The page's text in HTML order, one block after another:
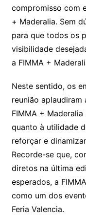
compromisso com
+ Maderalia. Sem
para que todos os
visibilidade
a FIMMA +
Neste sentido, os
reunião aplaudiram
FIMMA +
quanto à utilidade
reforçar e
Recorde-se que,
diretos na última
esperados, a
como um dos
Feria Valencia.